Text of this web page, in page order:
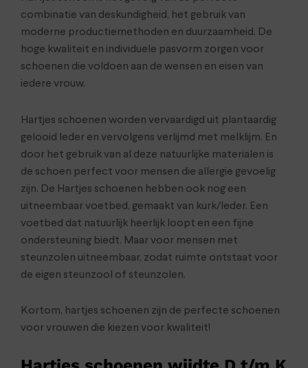
combinatie van deskundigheid, het gebruik van
moderne productiemethoden en duurzaamheid. De
hoge kwaliteit en individuele pasvorm zorgen voor
schoenen die voldoen aan de wensen en eisen van
iedere vrouw.
Hartjes schoenen worden vervaardigd uit plantaardig
gelooid leder en vervolgens verlijmd met melklijm. En
door het gebruik van al deze natuurlijke materialen is
de schoen perfect voor mensen die allergie gevoelig
zijn. De Hartjes schoenen hebben ook nog een
uitneembaar voetbed, gemaakt van kurk/leder. Een
voetbed dat natuurlijk heerlijk loopt en een fijne
ondersteuning biedt. Maar voor mensen met
steunzolen uitneembaar, zodat ruimte ontstaat voor
de eigen steunzool of steunzolen.
Kortom, hartjes schoenen zijn de perfecte schoenen
voor vrouwen die kiezen voor kwaliteit!